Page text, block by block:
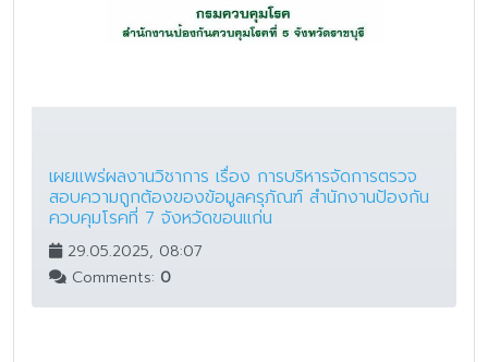
เผยแพร่ผลงานวิชาการ เรื่อง การบริหารจัดการตรวจ
สอบความถูกต้องของข้อมูลครุภัณฑ์ สำนักงานป้องกัน
ควบคุมโรคที่ 7 จังหวัดขอนแก่น
29.05.2025, 08:07
Comments: 0